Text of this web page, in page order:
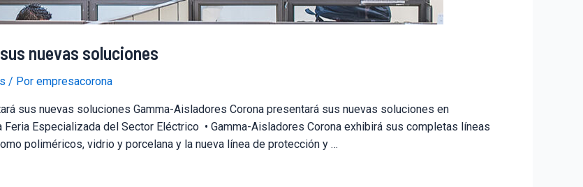
nuevas soluciones
/ Por empresacorona
sus nuevas soluciones Gamma-Aisladores Corona presentará sus nuevas soluciones en
Especializada del Sector Eléctrico • Gamma-Aisladores Corona exhibirá sus completas líneas
poliméricos, vidrio y porcelana y la nueva línea de protección y …